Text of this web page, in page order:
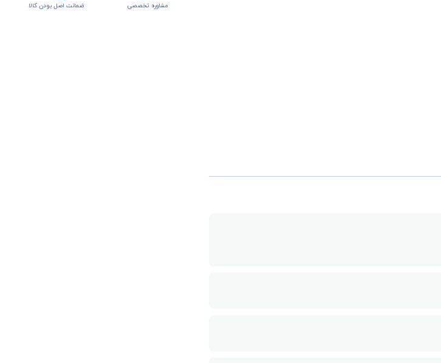
مشاوره تخصصی ضمانت اصل بودن کالا